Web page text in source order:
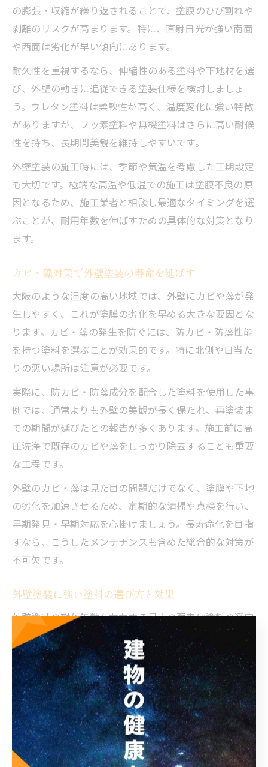
の膨張・収縮が繰り返されることで、塗膜のひび割れや
剥離のリスクが高まります。特に、直射日光が強い南面
や西面は劣化が早い傾向にあります。
耐久性を重視するなら、伸縮性のある塗料や下地材を選
び、外壁の動きに追従できる塗装仕様を検討しましょ
う。ウレタン塗料は柔軟性が高く、温度変化に強い特徴
がありますが、フッ素塗料や無機塗料はさらに高い耐候
性を持ち、長期間美観を維持しやすいです。
外壁塗装の施工時には、季節や気温を考慮した工期設定
も大切です。極端な高温や低温での施工は塗膜不良の原
因となるため、施工業者と相談し最適なタイミングを選
ぶことが、耐用年数を伸ばすための具体的な対策となり
ます。
カビ・藻対策で外壁塗装の寿命を延ばす
大阪のような湿度の高い地域では、外壁にカビや藻が発
生しやすく、これが塗膜の劣化を早める大きな要因とな
ります。カビ・藻の発生を防ぐには、防カビ・防藻性能
を持つ塗料を選ぶことが効果的です。特に北側や日当た
りの悪い場所は注意が必要です。
実際に、防カビ・防藻成分を配合した塗料を使用した事
例では、通常よりも外壁の美観が長く保たれ、再塗装ま
での期間が延びたとの報告が多くあります。施工前に高
圧洗浄で既存のカビや藻をしっかり除去することも重要
な工程です。
外壁のカビ・藻は見た目の問題だけでなく、塗膜や下地
の劣化を加速させるため、定期的な清掃や点検を行い、
早期発見・早期対応を心掛けましょう。長寿命化を目指
すなら、こうしたメンテナンスも含めた総合的な対策が
不可欠です。
外壁塗装に強い塗料の選び方と効果
外壁塗装の耐久年数を左右する最大の要素は塗料の選定
です。大阪府大阪市のような気候条件下では、シリコン
塗料やフッ素塗料、無機塗料などが高い耐用年数を誇り
ます。一般的に、ウレタン塗料は8～10年、シリコン塗
料は12～15年、フッ素塗料は15～20年、無機塗料は20
年以上の耐久性が期待できます。
塗料選びの際は、耐水性・耐候性・防汚性に注目し、建
物や予算、メンテナンス周期に合ったものを選ぶことが